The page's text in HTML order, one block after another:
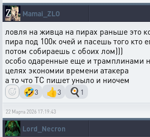
Mamai_ZLO
ловля на живца на пирах раньше это
пира под 100к очей и пасешь того кто
потом собираешь с обоих лом)))
особо одаренные еще и трамплинами
целях экономии времени атакера
а то что ТС пишет уныло и ниочем
🤣3 👍3 🍳 1
22 Марта 2026 17:19:43
Lord_Necron